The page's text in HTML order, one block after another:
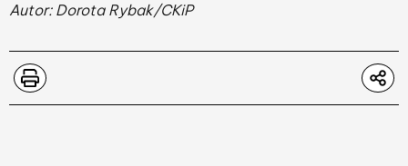
Autor: Dorota Rybak/CKiP